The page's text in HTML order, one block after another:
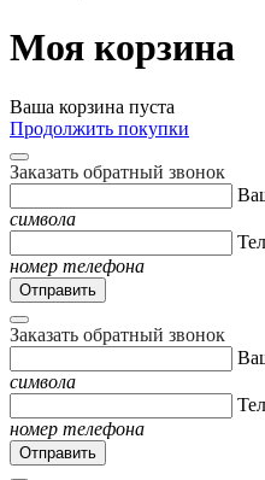
Моя корзина
Ваша корзина пуста
Продолжить покупки
Заказать обратный звонок
символа
номер телефона
Заказать обратный звонок
символа
номер телефона